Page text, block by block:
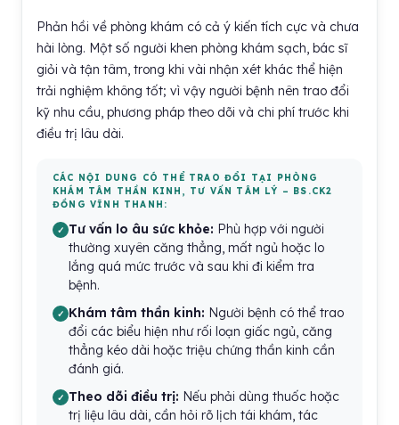
Phản hồi về phòng khám có cả ý kiến tích cực và chưa
hài lòng. Một số người khen phòng khám sạch, bác sĩ
giỏi và tận tâm, trong khi vài nhận xét khác thể hiện
trải nghiệm không tốt; vì vậy người bệnh nên trao đổi
kỹ nhu cầu, phương pháp theo dõi và chi phí trước khi
điều trị lâu dài.
CÁC NỘI DUNG CÓ THỂ TRAO ĐỔI TẠI PHÒNG
KHÁM TÂM THẦN KINH, TƯ VẤN TÂM LÝ – BS.CK2
ĐỒNG VĨNH THANH:
Tư vấn lo âu sức khỏe: Phù hợp với người
thường xuyên căng thẳng, mất ngủ hoặc lo
lắng quá mức trước và sau khi đi kiểm tra
bệnh.
Khám tâm thần kinh: Người bệnh có thể trao
đổi các biểu hiện như rối loạn giấc ngủ, căng
thẳng kéo dài hoặc triệu chứng thần kinh cần
đánh giá.
Theo dõi điều trị: Nếu phải dùng thuốc hoặc
trị liệu lâu dài, cần hỏi rõ lịch tái khám, tác